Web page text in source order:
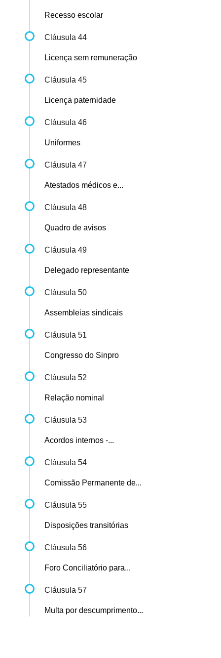
Recesso escolar
Cláusula 44
Licença sem remuneração
Cláusula 45
Licença paternidade
Cláusula 46
Uniformes
Cláusula 47
Atestados médicos e...
Cláusula 48
Quadro de avisos
Cláusula 49
Delegado representante
Cláusula 50
Assembleias sindicais
Cláusula 51
Congresso do Sinpro
Cláusula 52
Relação nominal
Cláusula 53
Acordos internos -...
Cláusula 54
Comissão Permanente de...
Cláusula 55
Disposições transitórias
Cláusula 56
Foro Conciliatório para...
Cláusula 57
Multa por descumprimento...